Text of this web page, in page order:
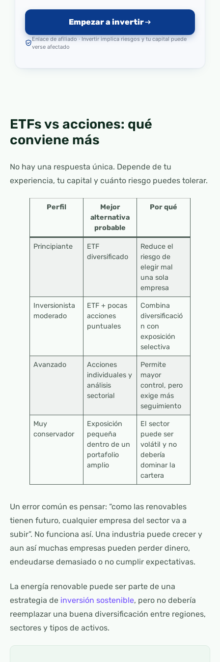
Empezar a invertir
Enlace de afiliado · Invertir implica riesgos y tu capital puede
verse afectado
ETFs vs acciones: qué
conviene más
No hay una respuesta única. Depende de tu
experiencia, tu capital y cuánto riesgo puedes tolerar.
Perfil
Mejor
alternativa
probable
Por qué
Principiante
ETF
diversificado
Reduce el
riesgo de
elegir mal
una sola
empresa
Inversionista
moderado
ETF + pocas
acciones
puntuales
Combina
diversificació
n con
exposición
selectiva
Avanzado
Acciones
individuales y
análisis
sectorial
Permite
mayor
control, pero
exige más
seguimiento
Muy
conservador
Exposición
pequeña
dentro de un
portafolio
amplio
El sector
puede ser
volátil y no
debería
dominar la
cartera
Un error común es pensar: “como las renovables
tienen futuro, cualquier empresa del sector va a
subir”. No funciona así. Una industria puede crecer y
aun así muchas empresas pueden perder dinero,
endeudarse demasiado o no cumplir expectativas.
La energía renovable puede ser parte de una
estrategia de inversión sostenible, pero no debería
reemplazar una buena diversificación entre regiones,
sectores y tipos de activos.